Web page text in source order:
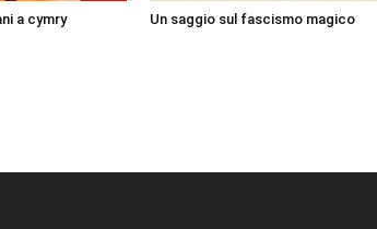
a cymry Un saggio sul fascismo magico